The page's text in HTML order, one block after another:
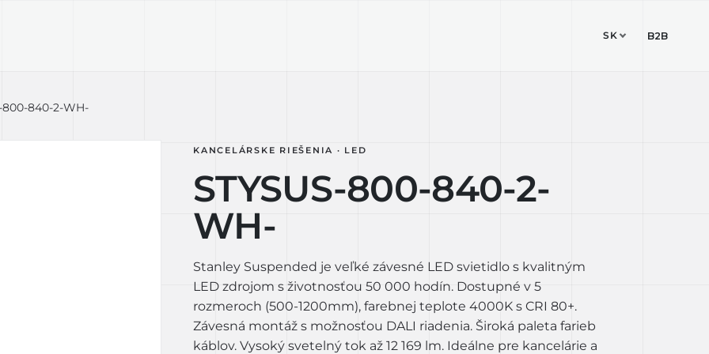
SK B2B
800-840-2-WH-
KANCELÁRSKE RIEŠENIA · LED
STYSUS-800-840-2-
WH-
Stanley Suspended je veľké závesné LED svietidlo s kvalitným
LED zdrojom s životnosťou 50 000 hodín. Dostupné v 5
rozmeroch (500-1200mm), farebnej teplote 4000K s CRI 80+.
Závesná montáž s možnosťou DALI riadenia. Široká paleta farieb
káblov. Vysoký svetelný tok až 12 169 lm. Ideálne pre kancelárie a